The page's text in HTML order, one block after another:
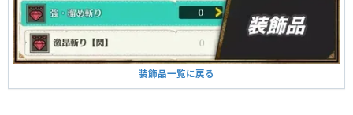
装飾品一覧に戻る